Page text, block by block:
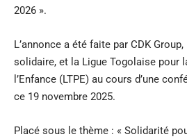
2026 ».
L’annonce a été faite par CDK
solidaire, et la Ligue Togolaise pour
l’Enfance (LTPE) au cours d’une
ce 19 novembre 2025.
Placé sous le thème : « Solidarité